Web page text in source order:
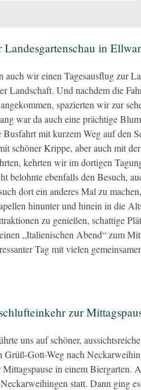
Landesgartenschau in
auch wir einen Tagesausflug zur
Landschaft. Und nachdem die
spazierten wir zur
war da auch eine prächtige
Busfahrt mit kurzem Weg auf den
schöner Krippe, aber auch mit
kehrten wir im dortigen
belohnte ebenfalls den Besuch,
dort ein anderes Mal zu
hinunter und hinein in die
zu genießen, schattige
„Italienischen Abend“ zum
Tag mit vielen
zur
uns auf schöner,
Grüß-Gott-Weg nach
in einem Biergarten.
statt. Dann ging